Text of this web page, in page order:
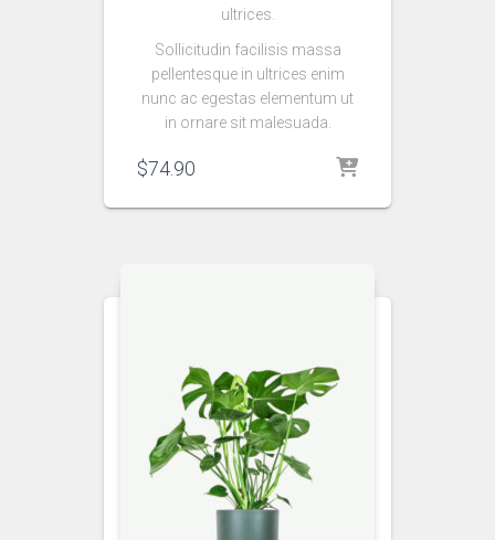
ultrices.
Sollicitudin facilisis massa
pellentesque in ultrices enim
nunc ac egestas elementum ut
in ornare sit malesuada.
$74.90